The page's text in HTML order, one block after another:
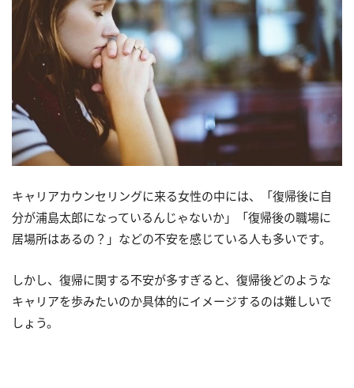
キャリアカウンセリングに来る女性の中には、「復帰後に自
分が浦島太郎になっているんじゃないか」「復帰後の職場に
居場所はあるの？」などの不安を感じている人も多いです。
しかし、復帰に関する不安が多すぎると、復帰後どのような
キャリアを歩みたいのか具体的にイメージするのは難しいで
しょう。